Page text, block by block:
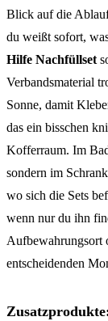
Blick auf die
du weißt sofort,
Hilfe Nachfüllset
Verbandsmaterial
Sonne, damit
das ein bisschen
Kofferraum. Im
sondern im
wo sich die Sets
wenn nur du ihn
Aufbewahrungsort
entscheidenden